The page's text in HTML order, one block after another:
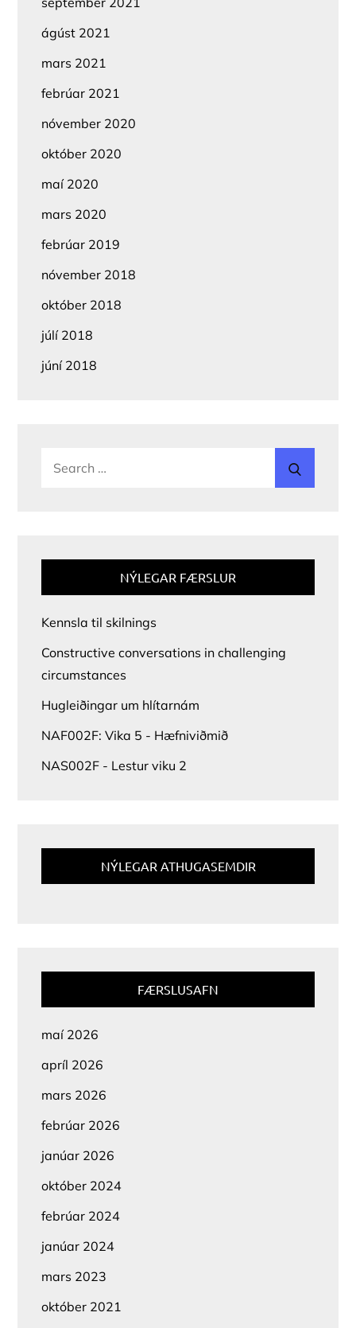
ágúst 2021
mars 2021
febrúar 2021
nóvember 2020
október 2020
maí 2020
mars 2020
febrúar 2019
nóvember 2018
október 2018
júlí 2018
júní 2018
NÝLEGAR FÆRSLUR
Kennsla til skilnings
Constructive conversations in challenging
circumstances
Hugleiðingar um hlítarnám
NAF002F: Vika 5 - Hæfniviðmið
NAS002F - Lestur viku 2
NÝLEGAR ATHUGASEMDIR
FÆRSLUSAFN
maí 2026
apríl 2026
mars 2026
febrúar 2026
janúar 2026
október 2024
febrúar 2024
janúar 2024
mars 2023
október 2021